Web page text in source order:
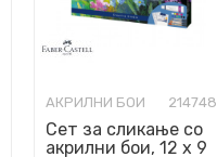
АКРИЛНИ БОИ 214748
Сет за сликање со
акрилни бои, 12 х 9